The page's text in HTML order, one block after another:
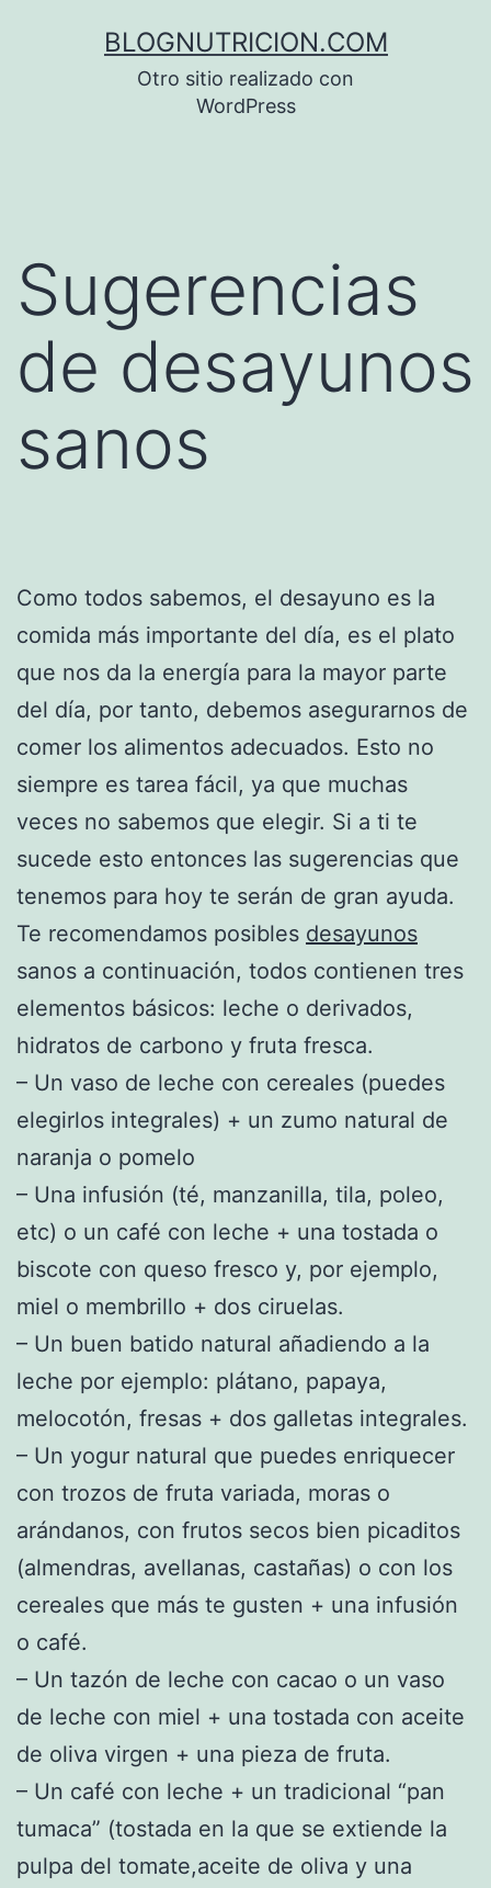
BLOGNUTRICION.COM
Otro sitio realizado con
WordPress
Sugerencias
de desayunos
sanos
Como todos sabemos, el desayuno es la
comida más importante del día, es el plato
que nos da la energía para la mayor parte
del día, por tanto, debemos asegurarnos de
comer los alimentos adecuados. Esto no
siempre es tarea fácil, ya que muchas
veces no sabemos que elegir. Si a ti te
sucede esto entonces las sugerencias que
tenemos para hoy te serán de gran ayuda.
Te recomendamos posibles desayunos
sanos a continuación, todos contienen tres
elementos básicos: leche o derivados,
hidratos de carbono y fruta fresca.
– Un vaso de leche con cereales (puedes
elegirlos integrales) + un zumo natural de
naranja o pomelo
– Una infusión (té, manzanilla, tila, poleo,
etc) o un café con leche + una tostada o
biscote con queso fresco y, por ejemplo,
miel o membrillo + dos ciruelas.
– Un buen batido natural añadiendo a la
leche por ejemplo: plátano, papaya,
melocotón, fresas + dos galletas integrales.
– Un yogur natural que puedes enriquecer
con trozos de fruta variada, moras o
arándanos, con frutos secos bien picaditos
(almendras, avellanas, castañas) o con los
cereales que más te gusten + una infusión
o café.
– Un tazón de leche con cacao o un vaso
de leche con miel + una tostada con aceite
de oliva virgen + una pieza de fruta.
– Un café con leche + un tradicional “pan
tumaca” (tostada en la que se extiende la
pulpa del tomate,aceite de oliva y una